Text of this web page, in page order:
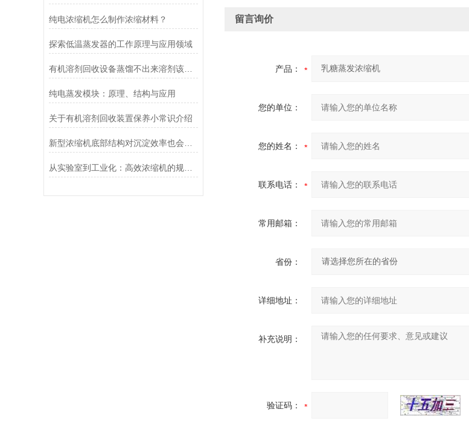
纯电浓缩机怎么制作浓缩材料？
探索低温蒸发器的工作原理与应用领域
有机溶剂回收设备蒸馏不出来溶剂该怎么处理？
纯电蒸发模块：原理、结构与应用
关于有机溶剂回收装置保养小常识介绍
从实验室到工业化：高效浓缩机的规模化应用
留言询价
产品：
您的单位：
您的姓名：
联系电话：
常用邮箱：
省份：
详细地址：
补充说明：
验证码：